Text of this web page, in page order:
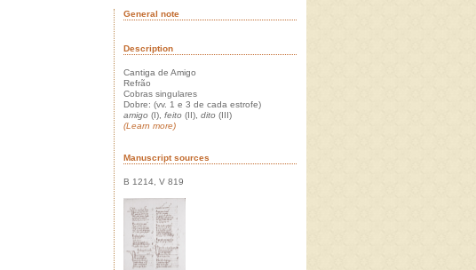
General note
Description
Cantiga de Amigo
Refrão
Cobras singulares
Dobre: (vv. 1 e 3 de cada estrofe)
amigo (I), feito (II), dito (III)
(Learn more)
Manuscript sources
B 1214, V 819